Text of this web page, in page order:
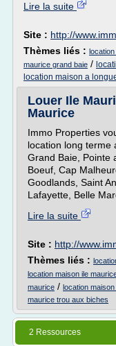
Lire la suite
Site : http://
Thèmes liés :
maurice grand baie /
location maison a
Louer Ile
Maurice
Immo Properties
location long terme
Grand Baie, Pointe
Boeuf, Cap
Goodlands, Saint
Lafayette, Belle
Lire la suite
Site : http://
Thèmes liés :
location maison ile
maurice / location
maurice trou aux biches
2 Ressources